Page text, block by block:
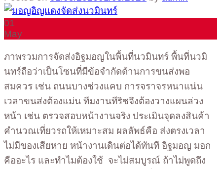
01
May
ภาพรวมการจัดส่งอิฐมอญในพื้นที่นวมินทร์ พื้นที่นวมิ
นทร์ถือว่าเป็นโซนที่มีข้อจำกัดด้านการขนส่งพอ
สมควร เช่น ถนนบางช่วงแคบ การจราจรหนาแน่น
เวลาขนส่งต้องแม่น ทีมงานทีริชจึงต้องวางแผนล่วง
หน้า เช่น ตรวจสอบหน้างานจริง ประเมินจุดลงสินค้า
คำนวณเที่ยวรถให้เหมาะสม ผลลัพธ์คือ ส่งตรงเวลา
ไม่มีของเสียหาย หน้างานเดินต่อได้ทันที อิฐมอญ มอก
คืออะไร และทำไมต้องใช้ จะไม่สมบูรณ์ ถ้าไม่พูดถึง